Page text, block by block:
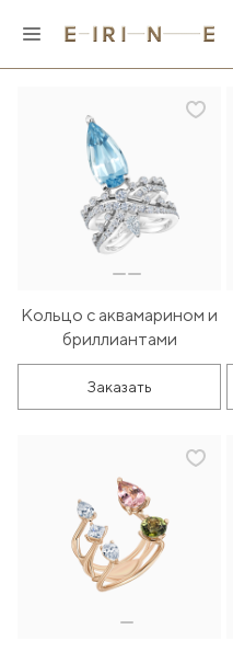
Кольцо с аквамарином и
бриллиантами
Заказать